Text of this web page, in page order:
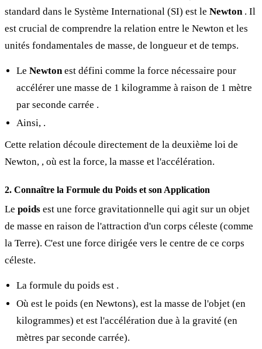
standard dans le Système International (SI) est le Newton . Il
est crucial de comprendre la relation entre le Newton et les
unités fondamentales de masse, de longueur et de temps.
Le Newton est défini comme la force nécessaire pour
accélérer une masse de 1 kilogramme à raison de 1 mètre
par seconde carrée .
Ainsi, .
Cette relation découle directement de la deuxième loi de
Newton, , où est la force, la masse et l'accélération.
2. Connaître la Formule du Poids et son Application
Le poids est une force gravitationnelle qui agit sur un objet
de masse en raison de l'attraction d'un corps céleste (comme
la Terre). C'est une force dirigée vers le centre de ce corps
céleste.
La formule du poids est .
Où est le poids (en Newtons), est la masse de l'objet (en
kilogrammes) et est l'accélération due à la gravité (en
mètres par seconde carrée).